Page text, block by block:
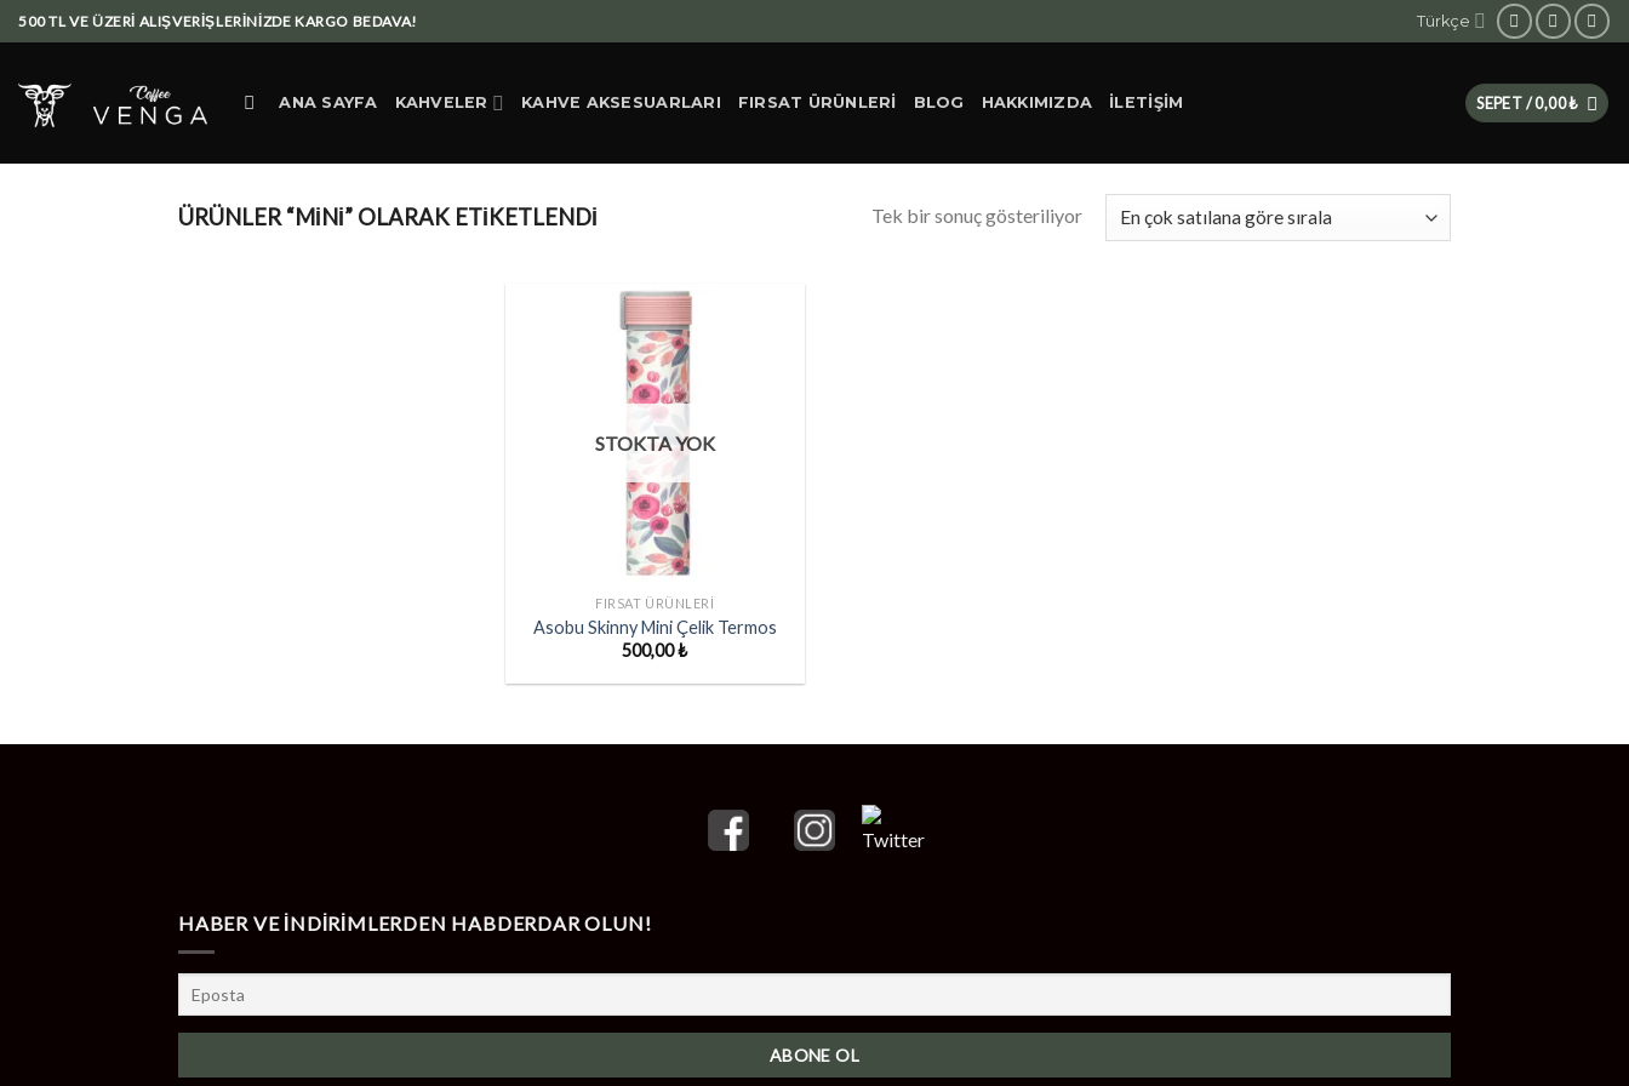
Skip
to
500 TL VE ÜZERİ ALIŞVERİŞLERİNİZDE KARGO BEDAVA! Türkçe
ANA SAYFA KAHVELER KAHVE AKSESUARLARI FIRSAT ÜRÜNLERI BLOG HAKKIMIZDA İLETIŞIM SEPET /0,00₺
ÜRÜNLER “MINI” OLARAK ETIKETLENDI Tek bir sonuç gösteriliyor
STOKTA YOK
FIRSAT ÜRÜNLERI
Asobu Skinny Mini Çelik Termos
500,00₺
HABER VE İNDİRİMLERDEN HABDERDAR OLUN!